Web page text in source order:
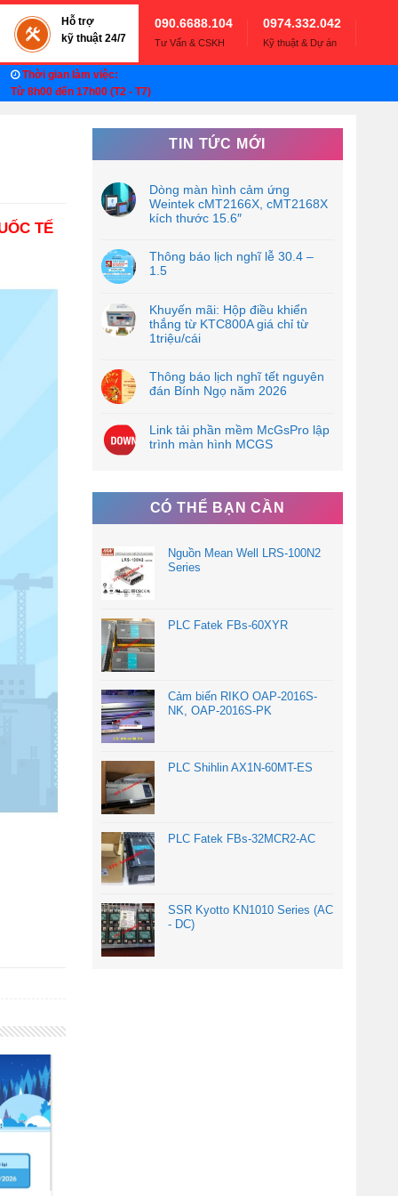
Hỗ trợ
kỹ thuật 24/7
090.6688.104
Tư Vấn & CSKH
0974.332.042
Kỹ thuật & Dự án
Thời gian làm việc:
Từ 8h00 đến 17h00 (T2 - T7)
TẾ
TIN TỨC MỚI
Dòng màn hình cảm ứng
Weintek cMT2166X, cMT2168X
kích thước 15.6″
Thông báo lịch nghĩ lễ 30.4 –
1.5
Khuyến mãi: Hộp điều khiển
thắng từ KTC800A giá chỉ từ
1triệu/cái
Thông báo lịch nghĩ tết nguyên
đán Bính Ngọ năm 2026
Link tải phần mềm McGsPro lập
trình màn hình MCGS
CÓ THỂ BẠN CẦN
Nguồn Mean Well LRS-100N2
Series
PLC Fatek FBs-60XYR
Cảm biến RIKO OAP-2016S-
NK, OAP-2016S-PK
PLC Shihlin AX1N-60MT-ES
PLC Fatek FBs-32MCR2-AC
SSR Kyotto KN1010 Series (AC
- DC)